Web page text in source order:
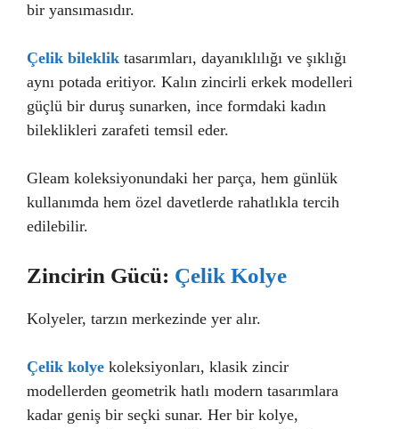
bir yansımasıdır.
Çelik bileklik tasarımları, dayanıklılığı ve şıklığı
aynı potada eritiyor. Kalın zincirli erkek modelleri
güçlü bir duruş sunarken, ince formdaki kadın
bileklikleri zarafeti temsil eder.
Gleam koleksiyonundaki her parça, hem günlük
kullanımda hem özel davetlerde rahatlıkla tercih
edilebilir.
Zincirin Gücü: Çelik Kolye
Kolyeler, tarzın merkezinde yer alır.
Çelik kolye koleksiyonları, klasik zincir
modellerden geometrik hatlı modern tasarımlara
kadar geniş bir seçki sunar. Her bir kolye,